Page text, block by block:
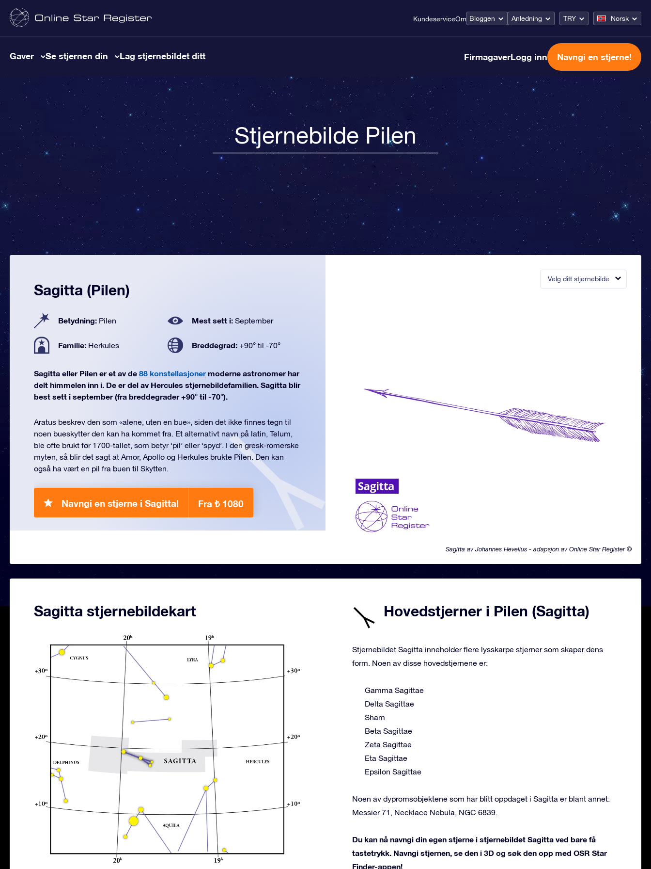
KundeserviceOm Bloggen Anledning TRY Norsk
Gaver Se stjernen din Lag stjernebildet ditt FirmagaverLogg inn Navngi en stjerne!
Stjernebilde Pilen
Velg ditt stjernebilde
Sagitta av Johannes Hevelius - adapsjon av Online Star Register ©
Sagitta (Pilen)
Betydning: Pilen Mest sett i: September
Familie: Herkules Breddegrad: +90° til -70°
Sagitta eller Pilen er et av de 88 konstellasjonermoderne astronomer har
delt himmelen inn i. De er del av Hercules stjernebildefamilien. Sagitta blir
best sett i september (fra breddegrader +90° til -70°).
Aratus beskrev den som «alene, uten en bue», siden det ikke finnes tegn til
noen bueskytter den kan ha kommet fra. Et alternativt navn på latin, Telum,
ble ofte brukt før 1700-tallet, som betyr ‘pil’ eller ‘spyd’. I den gresk-romerske
myten, så blir det sagt at Amor, Apollo og Herkules brukte Pilen. Den kan
også ha vært en pil fra buen til Skytten.
Navngi en stjerne i Sagitta! Fra ₺ 1080
Sagitta stjernebildekart Hovedstjerner i Pilen (Sagitta)
Stjernebildet Sagitta inneholder flere lysskarpe stjerner som skaper dens
form. Noen av disse hovedstjernene er:
Gamma Sagittae
Delta Sagittae
Sham
Beta Sagittae
Zeta Sagittae
Eta Sagittae
Epsilon Sagittae
Noen av dypromsobjektene som har blitt oppdaget i Sagitta er blant annet:
Messier 71, Necklace Nebula, NGC 6839.
Du kan nå navngi din egen stjerne i stjernebildet Sagitta ved bare få
tastetrykk. Navngi stjernen, se den i 3D og søk den opp med OSR Star
Finder-appen!